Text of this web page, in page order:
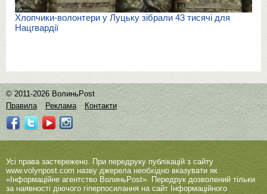
Хлопчики-волонтери у Луцьку зібрали 43 тисячі для
Нацгвардії
© 2011-2026 ВолиньPost
Правила
Реклама Контакти
Усі права застережено. При передруку публікацій з сайту
www.volynpost.com назву джерела необхідно вказувати як
«Інформаційне агентство ВолиньPost». Передрук дозволений тільки
за наявності діючого гіперпосилання на сайт Інформаційного